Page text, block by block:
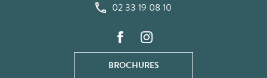
02 33 19 08 10
BROCHURES